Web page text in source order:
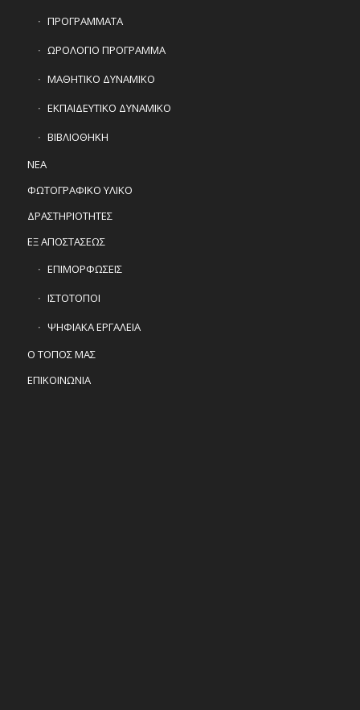
ΠΡΟΓΡΑΜΜΑΤΑ
ΩΡΟΛΟΓΙΟ ΠΡΟΓΡΑΜΜΑ
ΜΑΘΗΤΙΚΟ ΔΥΝΑΜΙΚΟ
ΕΚΠΑΙΔΕΥΤΙΚΟ ΔΥΝΑΜΙΚΟ
ΒΙΒΛΙΟΘΗΚΗ
ΝΕΑ
ΦΩΤΟΓΡΑΦΙΚΟ ΥΛΙΚΟ
ΔΡΑΣΤΗΡΙΟΤΗΤΕΣ
ΕΞ ΑΠΟΣΤΑΣΕΩΣ
ΕΠΙΜΟΡΦΩΣΕΙΣ
ΙΣΤΟΤΟΠΟΙ
ΨΗΦΙΑΚΑ ΕΡΓΑΛΕΙΑ
Ο ΤΟΠΟΣ ΜΑΣ
ΕΠΙΚΟΙΝΩΝΙΑ